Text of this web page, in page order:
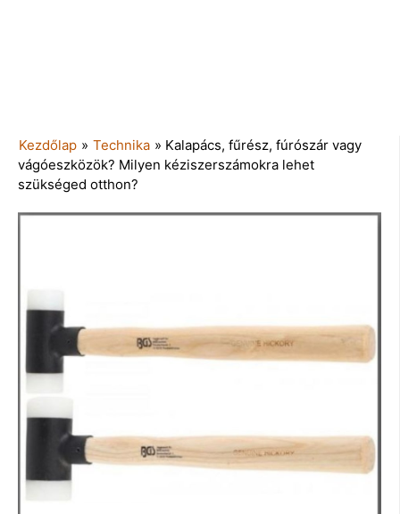
Kezdőlap » Technika » Kalapács, fűrész, fúrószár vagy
vágóeszközök? Milyen kéziszerszámokra lehet
szükséged otthon?